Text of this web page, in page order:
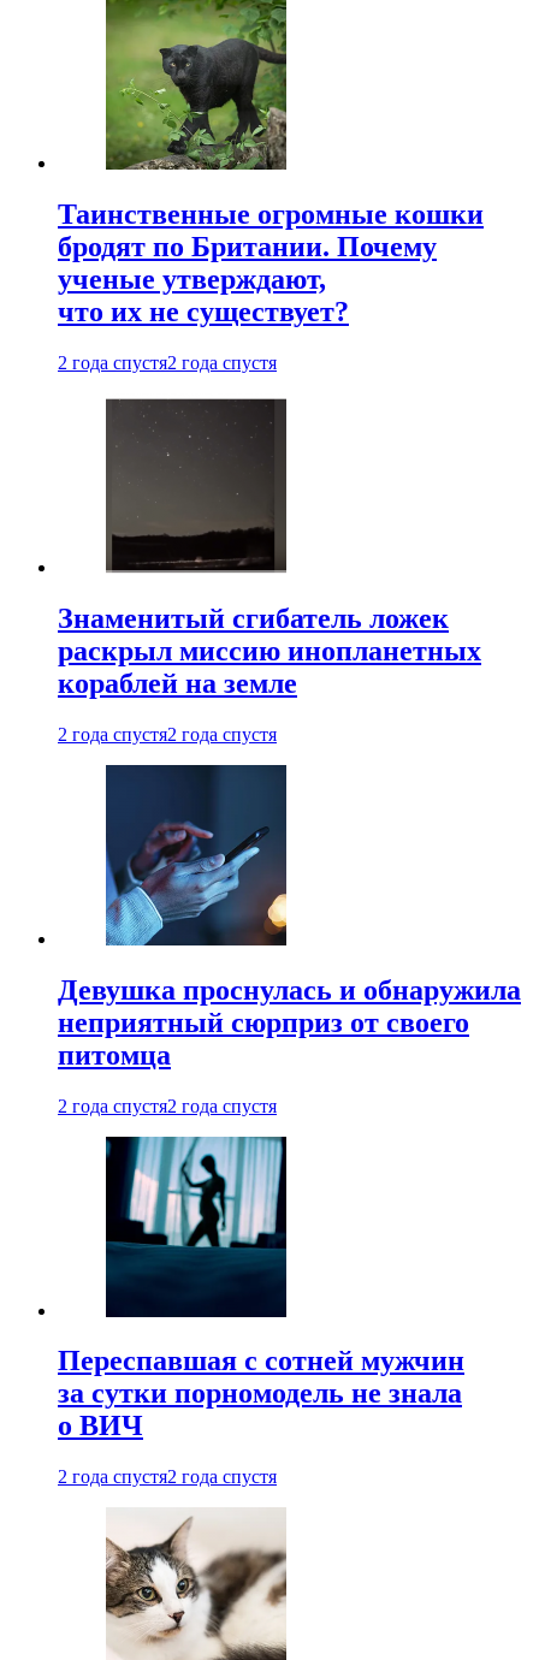
Таинственные огромные кошки
бродят по Британии. Почему
ученые утверждают,
что их не существует?
2 года спустя2 года спустя
Знаменитый сгибатель ложек
раскрыл миссию инопланетных
кораблей на земле
2 года спустя2 года спустя
Девушка проснулась и обнаружила
неприятный сюрприз от своего
питомца
2 года спустя2 года спустя
Переспавшая с сотней мужчин
за сутки порномодель не знала
о ВИЧ
2 года спустя2 года спустя